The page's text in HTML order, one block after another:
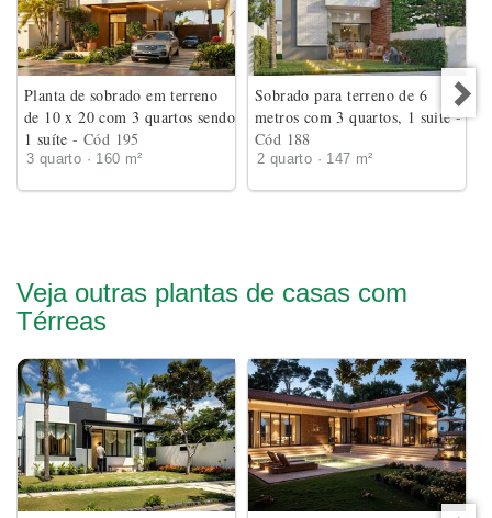
Planta de sobrado em terreno
de 10 x 20 com 3 quartos sendo
1 suíte- Cód 195
3 quarto · 160 m²
Sobrado para terreno de 6
metros com 3 quartos, 1 suite-
Cód 188
2 quarto · 147 m²
Veja outras plantas de casas com
Térreas